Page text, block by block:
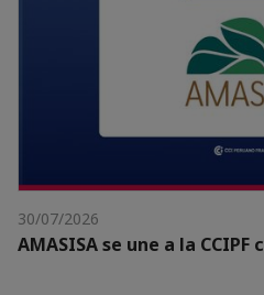
30/07/2026
AMASISA se une a la